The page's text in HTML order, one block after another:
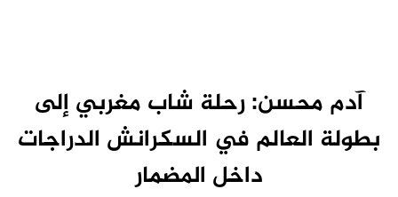
آدم محسن: رحلة شاب مغربي إلى
بطولة العالم في السكرانش الدراجات
داخل المضمار